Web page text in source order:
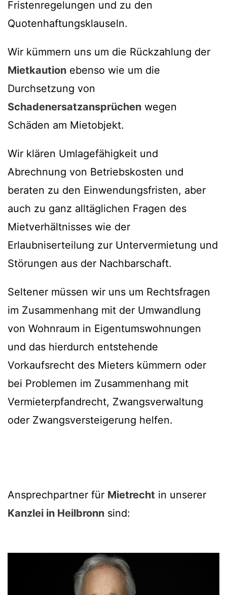
Fristenregelungen und zu den
Quotenhaftungsklauseln.
Wir kümmern uns um die Rückzahlung der
Mietkaution ebenso wie um die
Durchsetzung von
Schadenersatzansprüchen wegen
Schäden am Mietobjekt.
Wir klären Umlagefähigkeit und
Abrechnung von Betriebskosten und
beraten zu den Einwendungsfristen, aber
auch zu ganz alltäglichen Fragen des
Mietverhältnisses wie der
Erlaubniserteilung zur Untervermietung und
Störungen aus der Nachbarschaft.
Seltener müssen wir uns um Rechtsfragen
im Zusammenhang mit der Umwandlung
von Wohnraum in Eigentumswohnungen
und das hierdurch entstehende
Vorkaufsrecht des Mieters kümmern oder
bei Problemen im Zusammenhang mit
Vermieterpfandrecht, Zwangsverwaltung
oder Zwangsversteigerung helfen.
Ansprechpartner für Mietrecht in unserer
Kanzlei in Heilbronn sind: